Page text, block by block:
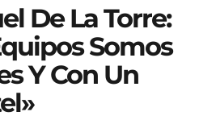
De La Torre:
Somos
Y Con Un